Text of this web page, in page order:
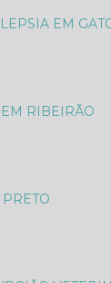
EM
EM RIBEIRÃO